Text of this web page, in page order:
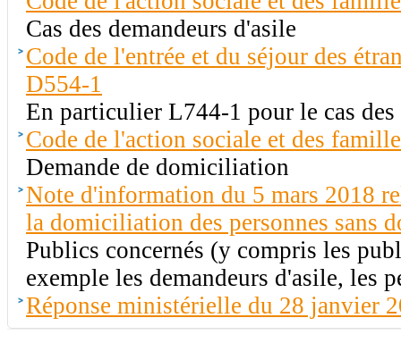
Cas des demandeurs d'asile
Code de l'entrée et du séjour des
D554-1
En particulier L744-1 pour le cas des
Code de l'action sociale et des
Demande de domiciliation
Note d'information du 5 mars 2018
la domiciliation des personnes sans
Publics concernés (y compris les
exemple les demandeurs d'asile, les
Réponse ministérielle du 28 janvier